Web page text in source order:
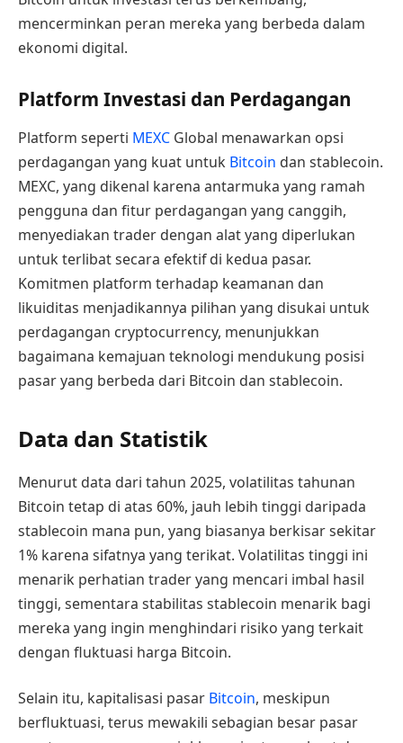
mencerminkan peran mereka yang berbeda dalam
ekonomi digital.
Platform Investasi dan Perdagangan
Platform seperti MEXC Global menawarkan opsi
perdagangan yang kuat untuk Bitcoin dan stablecoin.
MEXC, yang dikenal karena antarmuka yang ramah
pengguna dan fitur perdagangan yang canggih,
menyediakan trader dengan alat yang diperlukan
untuk terlibat secara efektif di kedua pasar.
Komitmen platform terhadap keamanan dan
likuiditas menjadikannya pilihan yang disukai untuk
perdagangan cryptocurrency, menunjukkan
bagaimana kemajuan teknologi mendukung posisi
pasar yang berbeda dari Bitcoin dan stablecoin.
Data dan Statistik
Menurut data dari tahun 2025, volatilitas tahunan
Bitcoin tetap di atas 60%, jauh lebih tinggi daripada
stablecoin mana pun, yang biasanya berkisar sekitar
1% karena sifatnya yang terikat. Volatilitas tinggi ini
menarik perhatian trader yang mencari imbal hasil
tinggi, sementara stabilitas stablecoin menarik bagi
mereka yang ingin menghindari risiko yang terkait
dengan fluktuasi harga Bitcoin.
Selain itu, kapitalisasi pasar Bitcoin, meskipun
berfluktuasi, terus mewakili sebagian besar pasar